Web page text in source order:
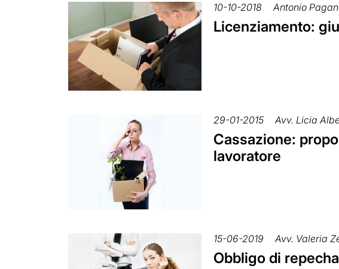
10-10-2018 Antonio
Licenziamento:
29-01-2015 Avv. Licia
Cassazione:
lavoratore
15-06-2019 Avv. Valeria
Obbligo di